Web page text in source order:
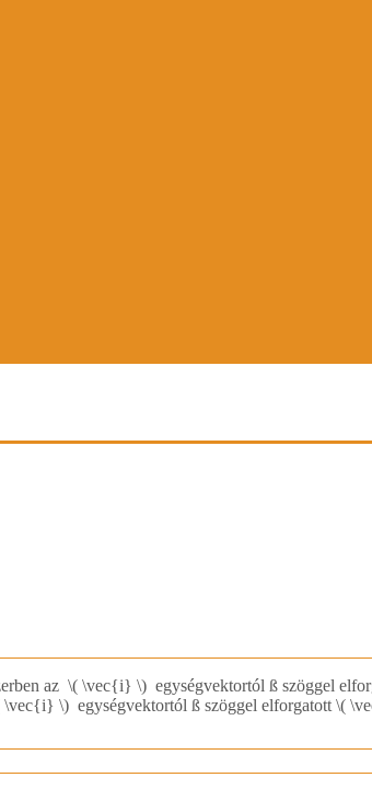
az ​\( \vec{i} \) egységvektortól ß szöggel
\vec{i} \) egységvektortól ß szöggel elforgatott \(